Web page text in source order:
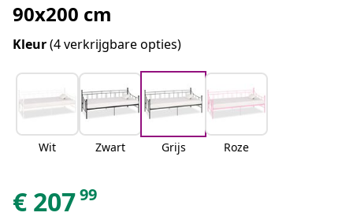
90x200 cm
Kleur(4 verkrijgbare opties)
Wit Zwart Grijs Roze
€ 20799